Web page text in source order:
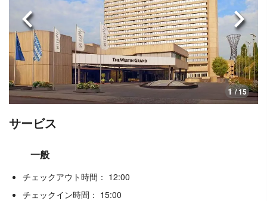
1 / 15
前へ 次へ
サービス
一般
チェックアウト時間： 12:00
チェックイン時間： 15:00